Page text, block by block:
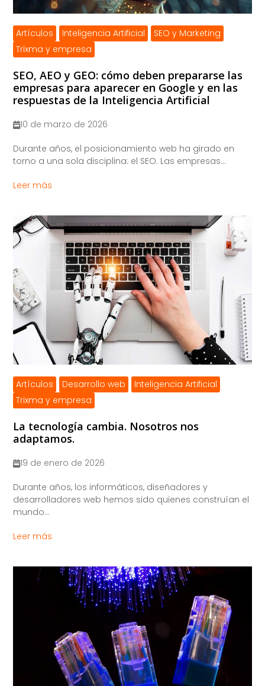
Artículos Inteligencia Artificial
SEO y Marketing
Trixma y empresa
SEO, AEO y GEO: cómo deben prepararse las
empresas para aparecer en Google y en las
respuestas de la Inteligencia Artificial
10 de marzo de 2026
​Durante años, el posicionamiento web ha girado en
torno a una sola disciplina: el SEO. Las empresas...
Leer más
Artículos Desarrollo web
Inteligencia Artificial
Trixma y empresa
La tecnología cambia. Nosotros nos
adaptamos.
19 de enero de 2026
​Durante años, los informáticos, diseñadores y
desarrolladores web hemos sido quienes construían el
mundo...
Leer más